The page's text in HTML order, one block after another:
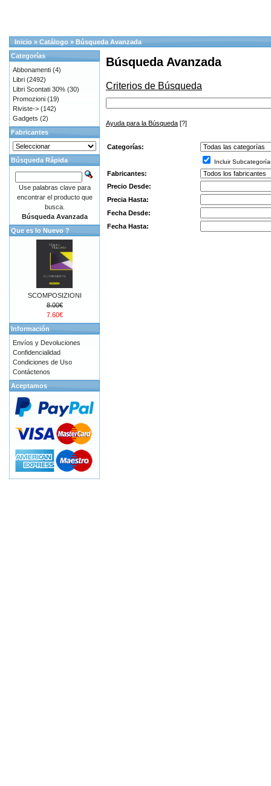
Inicio » Catálogo » Búsqueda Avanzada
Búsqueda Avanzada
Criterios de Búsqueda
Ayuda para la Búsqueda [?]
Categorías:
Incluir
Fabricantes:
Precio Desde:
Precia Hasta:
Fecha Desde:
Fecha Hasta:
Categorías
Abbonamenti (4)
Libri (2492)
Libri Scontati 30% (30)
Promozioni (19)
Riviste-> (142)
Gadgets (2)
Fabricantes
Búsqueda Rápida
Use palabras clave para
encontrar el producto que
busca.
Búsqueda Avanzada
Que es lo Nuevo ?
SCOMPOSIZIONI
8.00€
7.60€
Información
Envíos y Devoluciones
Confidencialidad
Condiciones de Uso
Contáctenos
Aceptamos